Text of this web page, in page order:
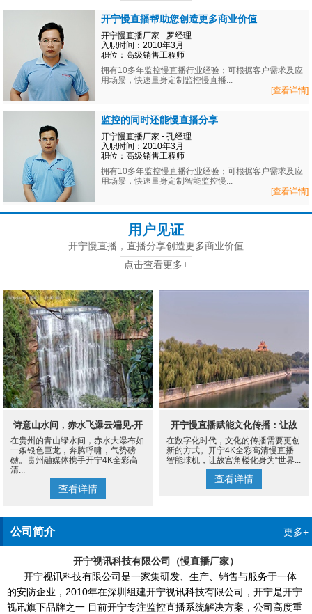
开宁慢直播帮助您创造更多商业价值
开宁慢直播厂家 - 罗经理
入职时间：2010年3月
职位：高级销售工程师
拥有10多年监控慢直播行业经验；可根据客户需求及应
用场景，快速量身定制监控慢直播...
[查看详情]
监控的同时还能慢直播分享
开宁慢直播厂家 - 孔经理
入职时间：2010年3月
职位：高级销售工程师
拥有10多年监控慢直播行业经验；可根据客户需求及应
用场景，快速量身定制智能监控慢...
[查看详情]
用户见证
开宁慢直播，直播分享创造更多商业价值
点击查看更多+
诗意山水间，赤水飞瀑云端见-开
宁4K慢直播摄像机
在贵州的青山绿水间，赤水大瀑布如
一条银色巨龙，奔腾呼啸，气势磅
礴。贵州融媒体携手开宁4K全彩高
清...
查看详情
开宁慢直播赋能文化传播：让故
宫角楼成为世界的文化客厅
在数字化时代，文化的传播需要更创
新的方式。开宁4K全彩高清慢直播
智能球机，让故宫角楼化身为“世界...
查看详情
公司简介 更多+
开宁视讯科技有限公司（慢直播厂家）
开宁视讯科技有限公司是一家集研发、生产、销售与服务于一体
的安防企业，2010年在深圳组建开宁视讯科技有限公司，开宁是开宁
视讯旗下品牌之一 目前开宁专注监控直播系统解决方案，公司高度重